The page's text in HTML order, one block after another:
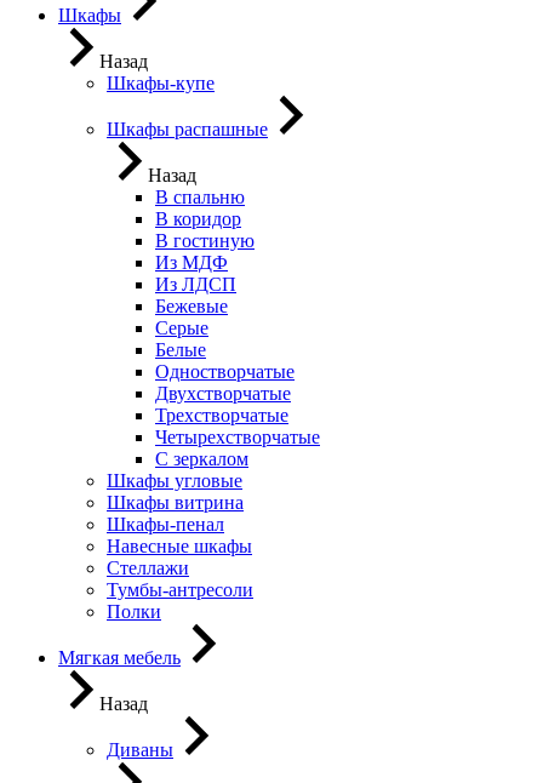
Шкафы
Назад
Шкафы-купе
Шкафы распашные
Назад
В спальню
В коридор
В гостиную
Из МДФ
Из ЛДСП
Бежевые
Серые
Белые
Одностворчатые
Двухстворчатые
Трехстворчатые
Четырехстворчатые
С зеркалом
Шкафы угловые
Шкафы витрина
Шкафы-пенал
Навесные шкафы
Стеллажи
Тумбы-антресоли
Полки
Мягкая мебель
Назад
Диваны